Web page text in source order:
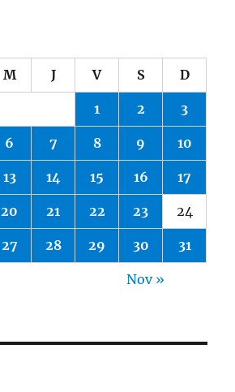
M J V S D
1 2 3
6 7 8 9 10
13 14 15 16 17
20 21 22 23 24
27 28 29 30 31
Nov »